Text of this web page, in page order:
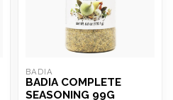
BADIA
BADIA COMPLETE
SEASONING 99G